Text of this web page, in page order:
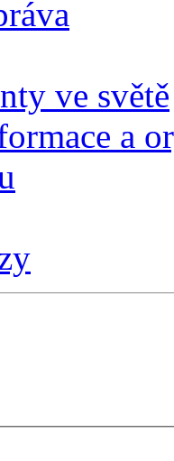
ve světě
a